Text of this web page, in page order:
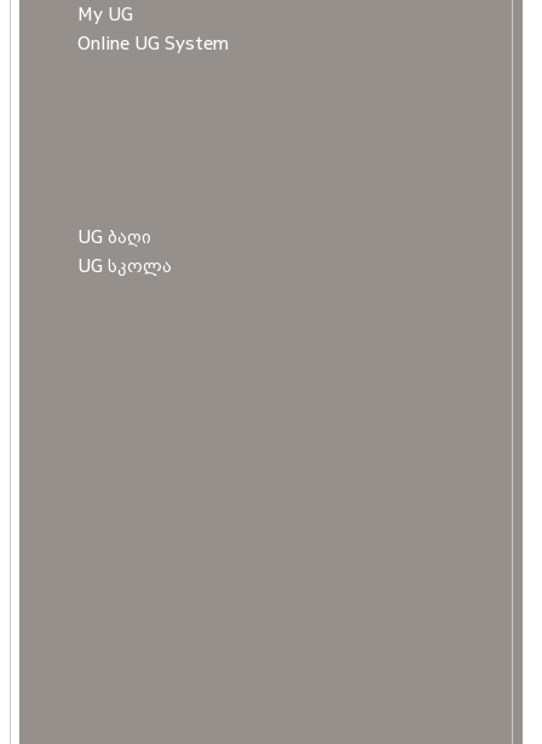
My UG
Online UG System
UG ბაღი
UG სკოლა